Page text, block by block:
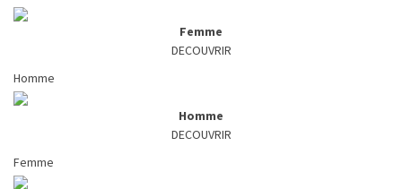
Femme
DECOUVRIR
Homme
Homme
DECOUVRIR
Femme